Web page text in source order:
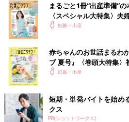
まるごと1冊“出産準備”
〈スペシャル大特集〉
妊娠・出産
赤ちゃんのお世話まるわ
ブ 夏号』〈巻頭大特集
く！ おっぱい・ミルクの
妊娠・出産
短期・単発バイトを始め
クス
PR(ショットワークス)